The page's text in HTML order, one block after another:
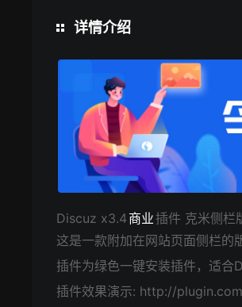
详情介绍
Discuz x3.4 商业 插件 克米侧栏
这是一款附加在网站页面侧栏的
插件为绿色一键安装插件，适
插件效果演示: http://